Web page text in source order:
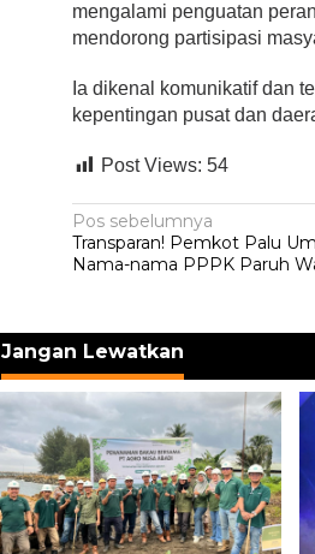
mengalami penguatan
mendorong partisipasi
Ia dikenal komunikatif dan
kepentingan pusat dan
Post Views: 54
Navigasi
pos
Pos sebelumnya
Transparan! Pemkot Palu
Nama-nama PPPK Paruh
Jangan Lewatkan